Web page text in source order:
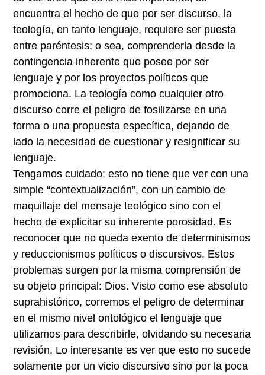
encuentra el hecho de que por ser discurso, la
teología, en tanto lenguaje, requiere ser puesta
entre paréntesis; o sea, comprenderla desde la
contingencia inherente que posee por ser
lenguaje y por los proyectos políticos que
promociona. La teología como cualquier otro
discurso corre el peligro de fosilizarse en una
forma o una propuesta específica, dejando de
lado la necesidad de cuestionar y resignificar su
lenguaje.
Tengamos cuidado: esto no tiene que ver con una
simple “contextualización”, con un cambio de
maquillaje del mensaje teológico sino con el
hecho de explicitar su inherente porosidad. Es
reconocer que no queda exento de determinismos
y reduccionismos políticos o discursivos. Estos
problemas surgen por la misma comprensión de
su objeto principal: Dios. Visto como ese absoluto
suprahistórico, corremos el peligro de determinar
en el mismo nivel ontológico el lenguaje que
utilizamos para describirle, olvidando su necesaria
revisión. Lo interesante es ver que esto no sucede
solamente por un vicio discursivo sino por la poca